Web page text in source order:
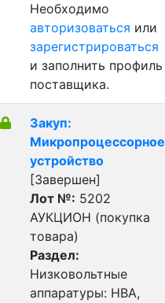
Необходимо
авторизоваться или
зарегистрироваться
и заполнить профиль
поставщика.
Закуп:
Микропроцессорное
устройство
[Завершен]
Лот №: 5202
АУКЦИОН (покупка
товара)
Раздел:
Низковольтные
аппаратуры: НВА,